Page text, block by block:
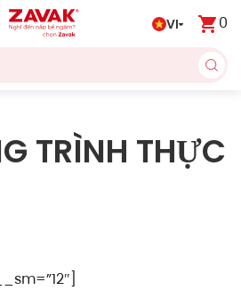
VI 0
TRÌNH THỰC